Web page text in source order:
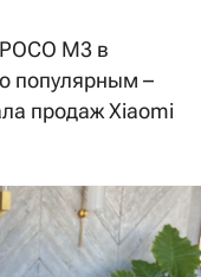
M3 в
популярным –
продаж Xiaomi